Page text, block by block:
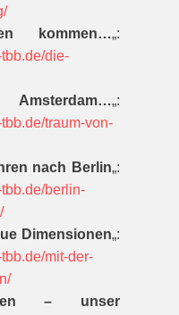
kommen…„:
die-
„:
traum-von-
nach Berlin„:
berlin-
Dimensionen„:
mit-der-
– unser